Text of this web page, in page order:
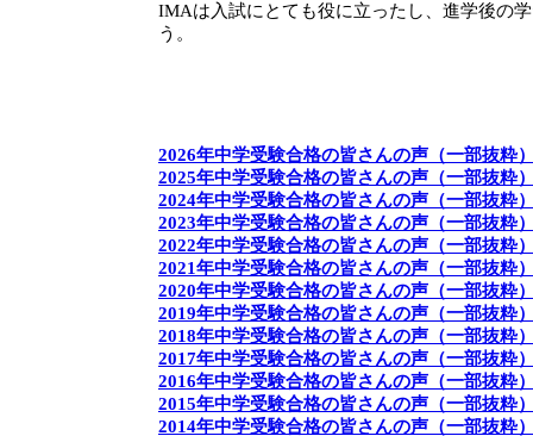
IMAは入試にとても役に立ったし、進学後の
う。
2026年中学受験合格の皆さんの声（一部抜粋
2025年中学受験合格の皆さんの声（一部抜粋
2024年中学受験合格の皆さんの声（一部抜粋
2023年中学受験合格の皆さんの声（一部抜粋
2022年中学受験合格の皆さんの声（一部抜粋
2021年中学受験合格の皆さんの声（一部抜粋
2020年中学受験合格の皆さんの声（一部抜粋
2019年中学受験合格の皆さんの声（一部抜粋
2018年中学受験合格の皆さんの声（一部抜粋
2017年中学受験合格の皆さんの声（一部抜粋
2016年中学受験合格の皆さんの声（一部抜粋
2015年中学受験合格の皆さんの声（一部抜粋
2014年中学受験合格の皆さんの声（一部抜粋